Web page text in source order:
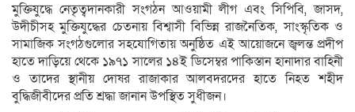
মুক্তিযুদ্ধে নেতৃত্বদানকারী সংগঠন আওয়ামী লীগ এবং সিপিবি, জাসদ,
উদীচীসহ মুক্তিযুদ্ধের চেতনায় বিশ্বাসী বিভিন্ন রাজনৈতিক, সাংস্কৃতিক ও
সামাজিক সংগঠগুলোর সহযোগিতায় অনুষ্ঠিত এই আয়োজনে জ্বলন্ত প্রদীপ
হাতে দাড়িয়ে থেকে ১৯৭১ সালের ১৪ই ডিসেম্বর পাকিস্তান হানাদার বাহিনী
ও তাদের স্থানীয় দোষর রাজাকার আলবদরদের হাতে নিহত শহীদ
বুদ্ধিজীবীদের প্রতি শ্রদ্ধা জানান উপস্থিত সুধীজন।